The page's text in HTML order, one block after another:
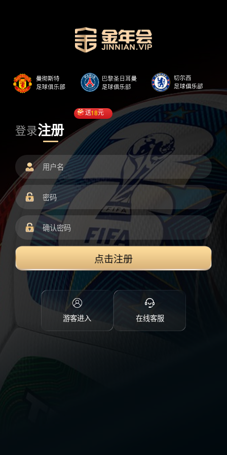
登录注册
送18元
点击注册
游客进入 在线客服